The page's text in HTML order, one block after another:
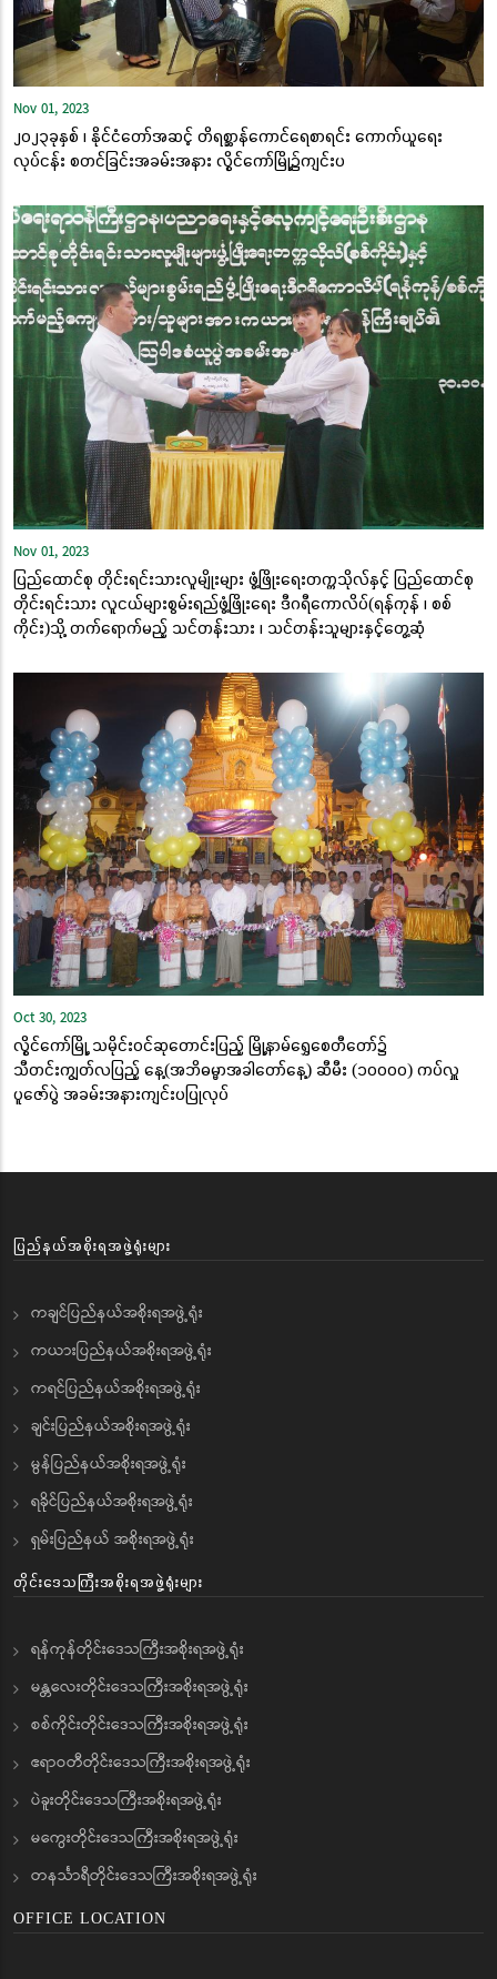
Nov 01, 2023
၂၀၂၃ခုနှစ် ၊ နိုင်ငံတော်အဆင့် တိရစ္ဆာန်ကောင်ရေစာရင်း ကောက်ယူရေး
လုပ်ငန်း စတင်ခြင်းအခမ်းအနား လွိုင်ကော်မြို့၌ကျင်းပ
Nov 01, 2023
ပြည်ထောင်စု တိုင်းရင်းသားလူမျိုးများ ဖွံ့ဖြိုးရေးတက္ကသိုလ်နှင့် ပြည်ထောင်စု
တိုင်းရင်းသား လူငယ်များစွမ်းရည်ဖွံ့ဖြိုးရေး ဒီဂရီကောလိပ်(ရန်ကုန် ၊ စစ်
ကိုင်း)သို့ တက်ရောက်မည့် သင်တန်းသား ၊ သင်တန်းသူများနှင့်တွေ့ဆုံ
Oct 30, 2023
လွိုင်ကော်မြို့ သမိုင်းဝင်ဆုတောင်းပြည့် မြို့နာမ်ရွှေစေတီတော်၌
သီတင်းကျွတ်လပြည့် နေ့(အဘိဓမ္မာအခါတော်နေ့) ဆီမီး (၁၀၀၀၀) ကပ်လှူ
ပူဇော်ပွဲ အခမ်းအနားကျင်းပပြုလုပ်
ပြည်နယ်အစိုးရအဖွဲ့ရုံးများ
ကချင်ပြည်နယ်အစိုးရအဖွဲ့ရုံး
ကယားပြည်နယ်အစိုးရအဖွဲ့ရုံး
ကရင်ပြည်နယ်အစိုးရအဖွဲ့ရုံး
ချင်းပြည်နယ်အစိုးရအဖွဲ့ရုံး
မွန်ပြည်နယ်အစိုးရအဖွဲ့ရုံး
ရခိုင်ပြည်နယ်အစိုးရအဖွဲ့ရုံး
ရှမ်းပြည်နယ် အစိုးရအဖွဲ့ရုံး
တိုင်းဒေသကြီးအစိုးရအဖွဲ့ရုံးများ
ရန်ကုန်တိုင်းဒေသကြီးအစိုးရအဖွဲ့ရုံး
မန္တလေးတိုင်းဒေသကြီးအစိုးရအဖွဲ့ရုံး
စစ်ကိုင်းတိုင်းဒေသကြီးအစိုးရအဖွဲ့ရုံး
ဧရာဝတီတိုင်းဒေသကြီးအစိုးရအဖွဲ့ရုံး
ပဲခူးတိုင်းဒေသကြီးအစိုးရအဖွဲ့ရုံး
မကွေးတိုင်းဒေသကြီးအစိုးရအဖွဲ့ရုံး
တနင်္သာရီတိုင်းဒေသကြီးအစိုးရအဖွဲ့ရုံး
OFFICE LOCATION